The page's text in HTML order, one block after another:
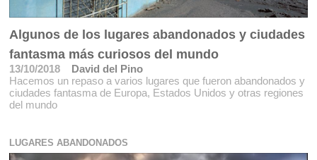
Algunos de los lugares abandonados y ciudades
fantasma más curiosos del mundo
13/10/2018
David del Pino
Hacemos un repaso a varios lugares que fueron abandonados y
ciudades fantasma de Europa, Estados Unidos y otras regiones
del mundo
LUGARES ABANDONADOS